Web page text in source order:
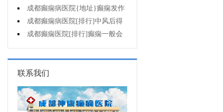
会有什么症状?
成都癫痫病医院{地址}癫痫发作
跟哪些因素有关?
成都癫痫病医院[排行]中风后得
的癫痫能治吗
成都癫痫医院[排行]癫痫一般会
出现哪些症状?
联系我们